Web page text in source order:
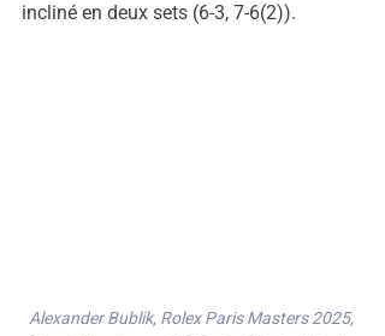
incliné en deux sets (6-3, 7-6(2)).
Alexander Bublik, Rolex Paris Masters 2025,